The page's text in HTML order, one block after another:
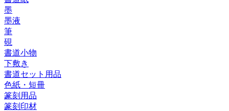
墨
墨液
筆
硯
書道小物
下敷き
書道セット用品
色紙・短冊
篆刻用品
篆刻印材